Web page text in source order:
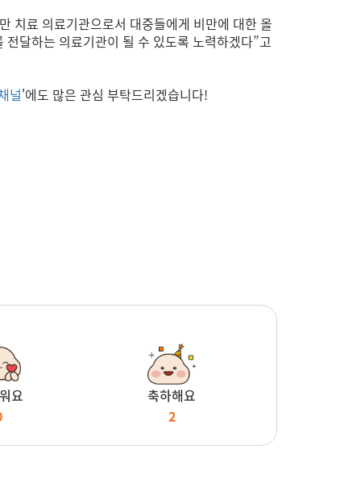
치료 의료기관으로서 대중들에게 비만에 대한 올
달하는 의료기관이 될 수 있도록 노력하겠다”고
널'에도 많은 관심 부탁드리겠습니다!
요
축하해요
2